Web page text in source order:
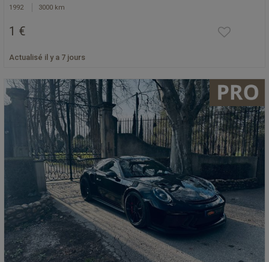
1992 3000 km
1 €
Actualisé il y a 7 jours